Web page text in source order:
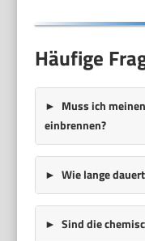
Häufige
Muss ich
einbrennen?
Wie lange
Sind die